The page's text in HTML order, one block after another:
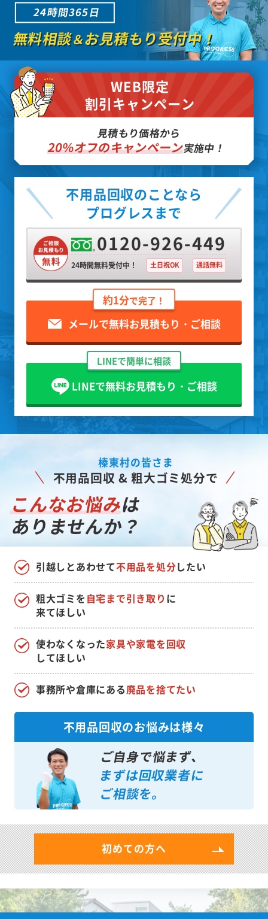
24時間365日
無料相談＆お見積もり受付中！
WEB限定
割引キャンペーン
見積もり価格から
20%オフのキャンペーン実施中！
不用品回収のことなら
プログレスまで
0120-926-449
24時間無料受付中！ 土日祝OK 通話無料
約1分で完了！
メールで無料お見積もり・ご相談
LINEで簡単に相談
LINEで無料お見積もり・ご相談
榛東村の皆さま
不用品回収 & 粗大ゴミ処分で
こんなお悩みは
ありませんか？
引越しとあわせて不用品を処分したい
使わなくなった家具や家電を回収
してほしい
粗大ゴミを自宅まで引き取り に
来てほしい
事務所や倉庫にある廃品を捨てたい
不用品回収のお悩みは様々
ご自身で悩まず、
まずは回収業者に
ご相談を。
初めての方へ